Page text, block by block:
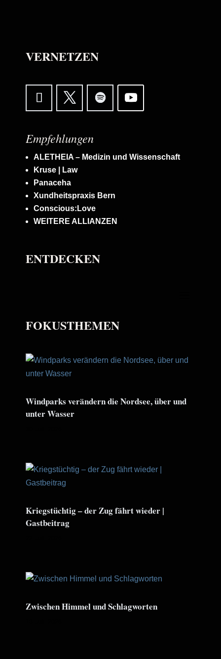
VERNETZEN
Empfehlungen
ALETHEIA – Medizin und Wissenschaft
Kruse | Law
Panaceha
Xundheitspraxis Bern
Conscious:Love
WEITERE ALLIANZEN
ENTDECKEN
FOKUSTHEMEN
Windparks verändern die Nordsee, über und
unter Wasser
Kriegstüchtig – der Zug fährt wieder |
Gastbeitrag
Zwischen Himmel und Schlagworten